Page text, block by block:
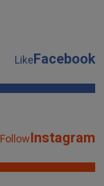
LikeFacebook
FollowInstagram